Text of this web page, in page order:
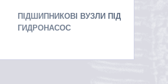
ПІДШИПНИКОВІ ВУЗЛИ ПІД
ГИДРОНАСОС